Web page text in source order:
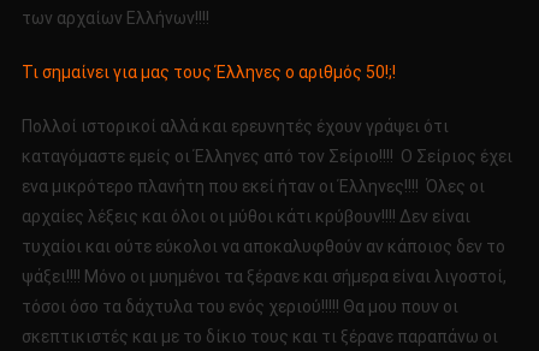
των αρχαίων Ελλήνων!!!!
Τι σημαίνει για μας τους Έλληνες ο αριθμός 50!;!
Πολλοί ιστορικοί αλλά και ερευνητές έχουν γράψει ότι
καταγόμαστε εμείς οι Έλληνες από τον Σείριο!!!! Ο Σείριος έχει
ενα μικρότερο πλανήτη που εκεί ήταν οι Έλληνες!!!! Όλες οι
αρχαίες λέξεις και όλοι οι μύθοι κάτι κρύβουν!!!! Δεν είναι
τυχαίοι και ούτε εύκολοι να αποκαλυφθούν αν κάποιος δεν το
ψάξει!!!! Μόνο οι μυημένοι τα ξέρανε και σήμερα είναι λιγοστοί,
τόσοι όσο τα δάχτυλα του ενός χεριού!!!!! Θα μου πουν οι
σκεπτικιστές και με το δίκιο τους και τι ξέρανε παραπάνω οι